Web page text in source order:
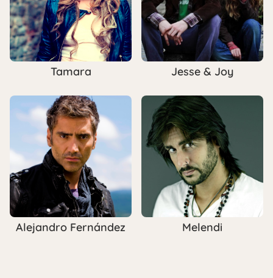
Tamara Jesse & Joy
Alejandro Fernández Melendi